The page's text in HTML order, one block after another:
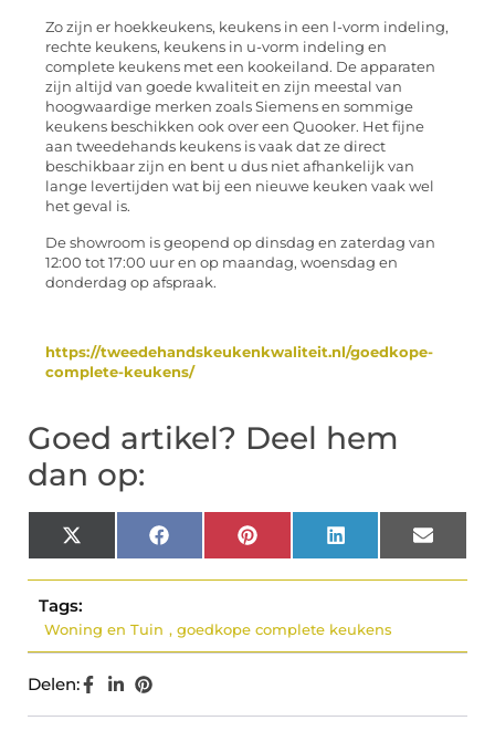
Zo zijn er hoekkeukens, keukens in een l-vorm indeling,
rechte keukens, keukens in u-vorm indeling en
complete keukens met een kookeiland. De apparaten
zijn altijd van goede kwaliteit en zijn meestal van
hoogwaardige merken zoals Siemens en sommige
keukens beschikken ook over een Quooker. Het fijne
aan tweedehands keukens is vaak dat ze direct
beschikbaar zijn en bent u dus niet afhankelijk van
lange levertijden wat bij een nieuwe keuken vaak wel
het geval is.
De showroom is geopend op dinsdag en zaterdag van
12:00 tot 17:00 uur en op maandag, woensdag en
donderdag op afspraak.
https://tweedehandskeukenkwaliteit.nl/goedkope-
complete-keukens/
Goed artikel? Deel hem
dan op:
X
(Twitter)
Facebook Pinterest LinkedIn Email
Tags:
Woning en Tuin , goedkope complete keukens
Delen: